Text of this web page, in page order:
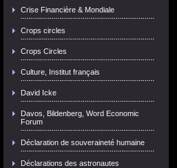
Crise Financière & Mondiale
Crops circles
Crops Circles
Culture, Institut français
David Icke
Davos, Bildenberg, Word Economic
Forum
Déclaration de souveraineté humaine
Déclarations des astronautes